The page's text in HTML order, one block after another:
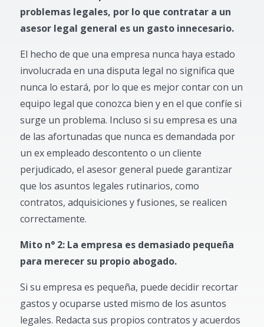
problemas legales, por lo que contratar a un
asesor legal general es un gasto innecesario.
El hecho de que una empresa nunca haya estado
involucrada en una disputa legal no significa que
nunca lo estará, por lo que es mejor contar con un
equipo legal que conozca bien y en el que confíe si
surge un problema. Incluso si su empresa es una
de las afortunadas que nunca es demandada por
un ex empleado descontento o un cliente
perjudicado, el asesor general puede garantizar
que los asuntos legales rutinarios, como
contratos, adquisiciones y fusiones, se realicen
correctamente.
Mito n° 2: La empresa es demasiado pequeña
para merecer su propio abogado.
Si su empresa es pequeña, puede decidir recortar
gastos y ocuparse usted mismo de los asuntos
legales. Redacta sus propios contratos y acuerdos